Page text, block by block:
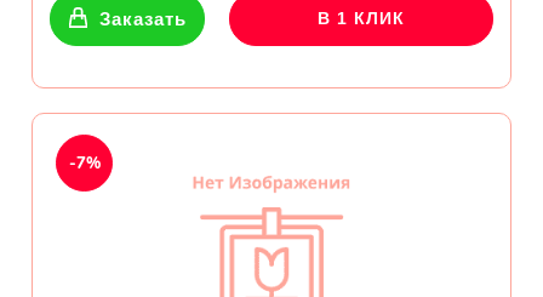
Заказать В 1 КЛИК
-7%